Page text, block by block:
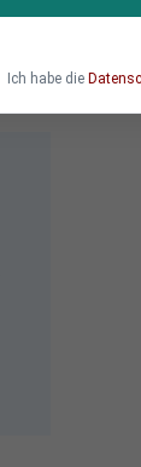
Ich habe die